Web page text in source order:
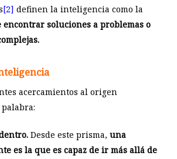
[2] definen la inteligencia como la
encontrar soluciones a problemas o
acercamientos al origen
Desde este prisma, una
es la que es capaz de ir más allá de